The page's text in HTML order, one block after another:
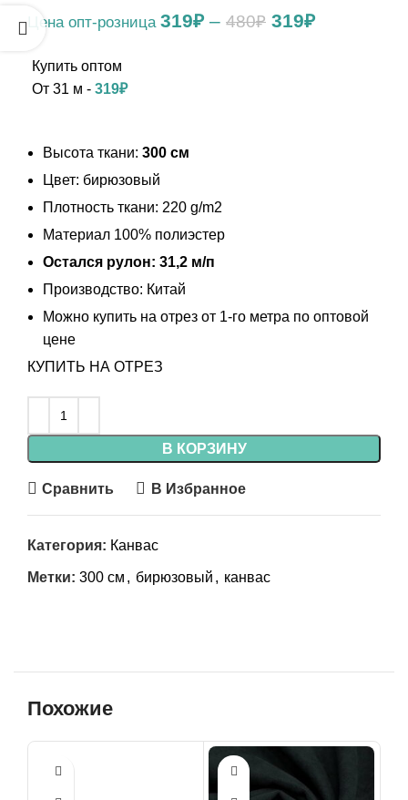
319₽– 480₽ 319₽Текущая
От 31 м - 319₽
Высота ткани: 300 см
Цвет: бирюзовый
Плотность ткани: 220 g/m2
Материал 100% полиэстер
Остался рулон: 31,2 м/п
Производство: Китай
Можно купить на отрез от 1-го метра по оптовой
цене
КУПИТЬ НА ОТРЕЗ
В КОРЗИНУ
Сравнить В Избранное
Категория: Канвас
Метки: 300 см , бирюзовый , канвас
Похожие